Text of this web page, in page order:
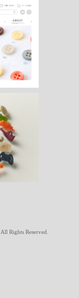
. All Rights Reserved.